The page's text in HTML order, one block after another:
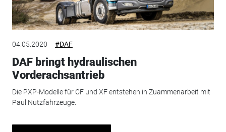
04.05.2020 #DAF
DAF bringt hydraulischen
Vorderachsantrieb
Die PXP-Modelle für CF und XF entstehen in Zuammenarbeit mit
Paul Nutzfahrzeuge.